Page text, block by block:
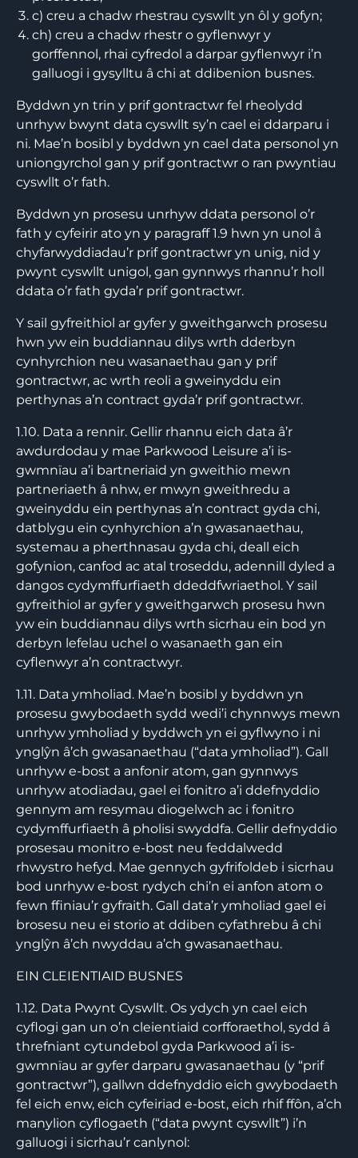
c) creu a chadw rhestrau cyswllt yn ôl y gofyn;
ch) creu a chadw rhestr o gyflenwyr y
gorffennol, rhai cyfredol a darpar gyflenwyr i’n
galluogi i gysylltu â chi at ddibenion busnes.
Byddwn yn trin y prif gontractwr fel rheolydd
unrhyw bwynt data cyswllt sy’n cael ei ddarparu i
ni. Mae’n bosibl y byddwn yn cael data personol yn
uniongyrchol gan y prif gontractwr o ran pwyntiau
cyswllt o’r fath.
Byddwn yn prosesu unrhyw ddata personol o’r
fath y cyfeirir ato yn y paragraff 1.9 hwn yn unol â
chyfarwyddiadau’r prif gontractwr yn unig, nid y
pwynt cyswllt unigol, gan gynnwys rhannu’r holl
ddata o’r fath gyda’r prif gontractwr.
Y sail gyfreithiol ar gyfer y gweithgarwch prosesu
hwn yw ein buddiannau dilys wrth dderbyn
cynhyrchion neu wasanaethau gan y prif
gontractwr, ac wrth reoli a gweinyddu ein
perthynas a’n contract gyda’r prif gontractwr.
1.10. Data a rennir. Gellir rhannu eich data â’r
awdurdodau y mae Parkwood Leisure a’i is-
gwmnïau a’i bartneriaid yn gweithio mewn
partneriaeth â nhw, er mwyn gweithredu a
gweinyddu ein perthynas a’n contract gyda chi,
datblygu ein cynhyrchion a’n gwasanaethau,
systemau a pherthnasau gyda chi, deall eich
gofynion, canfod ac atal troseddu, adennill dyled a
dangos cydymffurfiaeth ddeddfwriaethol. Y sail
gyfreithiol ar gyfer y gweithgarwch prosesu hwn
yw ein buddiannau dilys wrth sicrhau ein bod yn
derbyn lefelau uchel o wasanaeth gan ein
cyflenwyr a’n contractwyr.
1.11. Data ymholiad. Mae’n bosibl y byddwn yn
prosesu gwybodaeth sydd wedi’i chynnwys mewn
unrhyw ymholiad y byddwch yn ei gyflwyno i ni
ynglŷn â’ch gwasanaethau (“data ymholiad”). Gall
unrhyw e-bost a anfonir atom, gan gynnwys
unrhyw atodiadau, gael ei fonitro a’i ddefnyddio
gennym am resymau diogelwch ac i fonitro
cydymffurfiaeth â pholisi swyddfa. Gellir defnyddio
prosesau monitro e-bost neu feddalwedd
rhwystro hefyd. Mae gennych gyfrifoldeb i sicrhau
bod unrhyw e-bost rydych chi’n ei anfon atom o
fewn ffiniau’r gyfraith. Gall data’r ymholiad gael ei
brosesu neu ei storio at ddiben cyfathrebu â chi
ynglŷn â’ch nwyddau a’ch gwasanaethau.
EIN CLEIENTIAID BUSNES
1.12. Data Pwynt Cyswllt. Os ydych yn cael eich
cyflogi gan un o’n cleientiaid corfforaethol, sydd â
threfniant cytundebol gyda Parkwood a’i is-
gwmnïau ar gyfer darparu gwasanaethau (y “prif
gontractwr”), gallwn ddefnyddio eich gwybodaeth
fel eich enw, eich cyfeiriad e-bost, eich rhif ffôn, a’ch
manylion cyflogaeth (“data pwynt cyswllt”) i’n
galluogi i sicrhau’r canlynol: